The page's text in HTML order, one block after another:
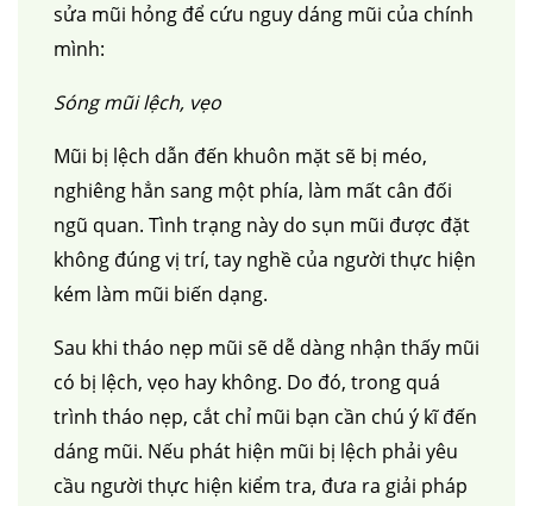
sửa mũi hỏng để cứu nguy dáng mũi của chính
mình:
Sóng mũi lệch, vẹo
Mũi bị lệch dẫn đến khuôn mặt sẽ bị méo,
nghiêng hẳn sang một phía, làm mất cân đối
ngũ quan. Tình trạng này do sụn mũi được đặt
không đúng vị trí, tay nghề của người thực hiện
kém làm mũi biến dạng.
Sau khi tháo nẹp mũi sẽ dễ dàng nhận thấy mũi
có bị lệch, vẹo hay không. Do đó, trong quá
trình tháo nẹp, cắt chỉ mũi bạn cần chú ý kĩ đến
dáng mũi. Nếu phát hiện mũi bị lệch phải yêu
cầu người thực hiện kiểm tra, đưa ra giải pháp